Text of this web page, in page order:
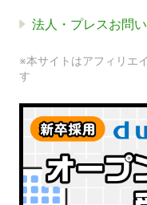
法人・プレスお問
※本サイトはアフィリエ
す